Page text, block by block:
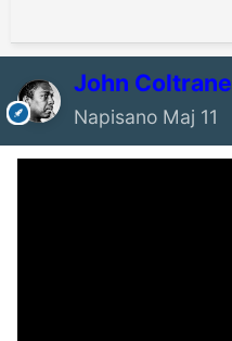
John Coltrane
Napisano Maj 11